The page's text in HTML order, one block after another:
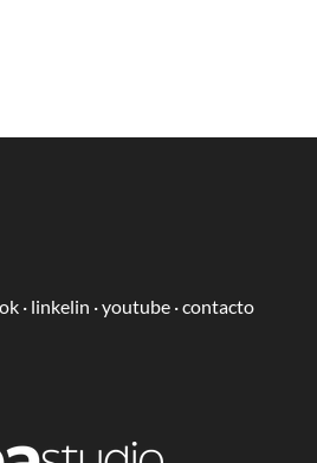
· linkelin ·youtube·contacto